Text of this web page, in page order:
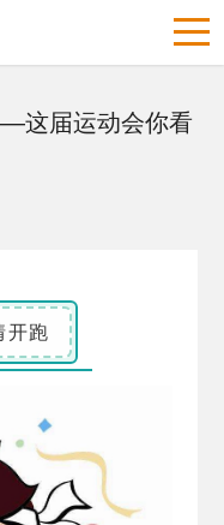
这届运动会你看
开跑